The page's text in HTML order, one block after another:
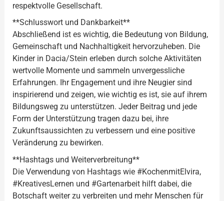
respektvolle Gesellschaft.
**Schlusswort und Dankbarkeit**
Abschließend ist es wichtig, die Bedeutung von Bildung,
Gemeinschaft und Nachhaltigkeit hervorzuheben. Die
Kinder in Dacia/Stein erleben durch solche Aktivitäten
wertvolle Momente und sammeln unvergessliche
Erfahrungen. Ihr Engagement und ihre Neugier sind
inspirierend und zeigen, wie wichtig es ist, sie auf ihrem
Bildungsweg zu unterstützen. Jeder Beitrag und jede
Form der Unterstützung tragen dazu bei, ihre
Zukunftsaussichten zu verbessern und eine positive
Veränderung zu bewirken.
**Hashtags und Weiterverbreitung**
Die Verwendung von Hashtags wie #KochenmitElvira,
#KreativesLernen und #Gartenarbeit hilft dabei, die
Botschaft weiter zu verbreiten und mehr Menschen für